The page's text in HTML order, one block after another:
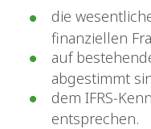
die
finanziellen
auf
abgestimmt
dem
entsprechen.